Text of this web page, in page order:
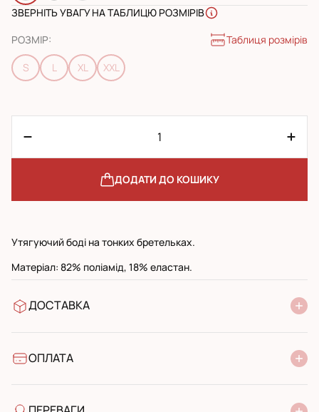
ЗВЕРНІТЬ УВАГУ НА ТАБЛИЦЮ РОЗМІРІВ
РОЗМІР: Таблиця розмірів
S L XL XXL
ДОДАТИ ДО КОШИКУ
Утягуючий боді на тонких бретельках.
Матеріал: 82% поліамід, 18% еластан.
ДОСТАВКА
УкрПошта стандарт
ОПЛАТА
Банківський переказ